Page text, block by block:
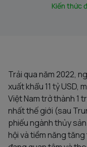
Kiến thức
Trải qua năm 2022,
xuất khẩu 11 tỷ USD,
Việt Nam trở thành 1
nhất thế giới (sau
phiếu ngành thủy
hội và tiềm năng